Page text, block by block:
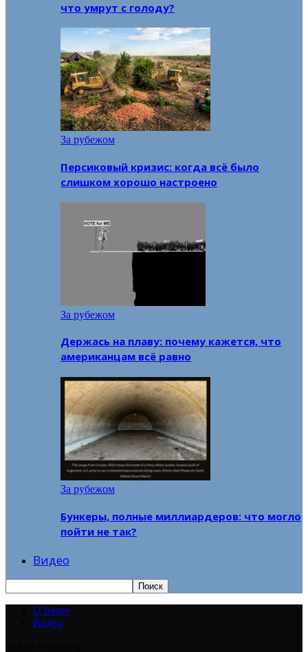
что умрут с голоду?
За рубежом
Персиковый кризис: когда всё было
слишком хорошо настроено
За рубежом
Держась на плаву: почему кажется, что
американцам всё равно
За рубежом
Бункеры, полные миллиардеров: что могло
пойти не так?
Видео
О блоге
Видео